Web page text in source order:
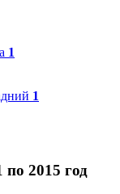
1
1
по 2015 год